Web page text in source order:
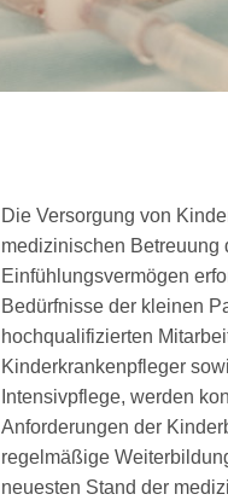
Die Versorgung von
medizinischen Betreuung
Einfühlungsvermögen
Bedürfnisse der kleinen
hochqualifizierten
Kinderkrankenpfleger
Intensivpflege, werden
Anforderungen der
regelmäßige
neuesten Stand der